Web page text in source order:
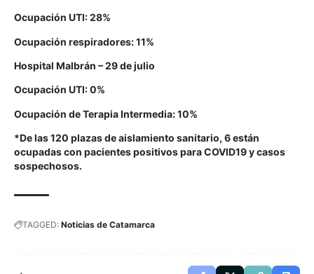
Ocupación UTI: 28%
Ocupación respiradores: 11%
Hospital Malbrán – 29 de julio
Ocupación UTI: 0%
Ocupación de Terapia Intermedia: 10%
*De las 120 plazas de aislamiento sanitario, 6 están
ocupadas con pacientes positivos para COVID19 y casos
sospechosos.
TAGGED: Noticias de Catamarca